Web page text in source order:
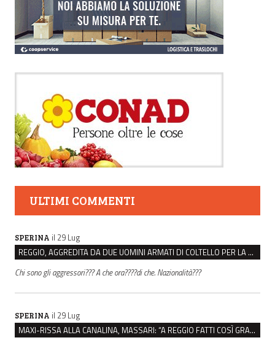
ULTIMI COMMENTI
SPERINA il 29 Lug
REGGIO, AGGREDITA DA DUE UOMINI ARMATI DI COLTELLO PER LA BORSA: LEI REAGISCE E LI FA SCAPPARE
Chi sono gli aggressori??? A che ora????di che. Nazionalità???
SPERINA il 29 Lug
MAXI-RISSA ALLA CANALINA, MASSARI: “A REGGIO FATTI COSÌ GRAVI NON DEVONO TROVARE SPAZIO”